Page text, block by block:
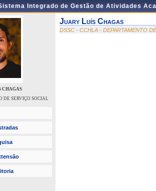
Integrado de Gestão de Atividades
CHAGAS
DE SERVIÇO SOCIAL
Juary Luís Chagas
DSSC - CCHLA - DEPARTAMENTO